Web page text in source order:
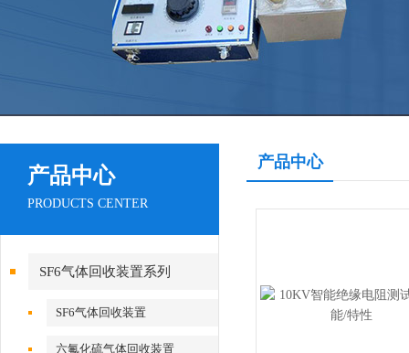
产品中心
PRODUCTS CENTER
SF6气体回收装置系列
SF6气体回收装置
六氟化硫气体回收装置
产品中心